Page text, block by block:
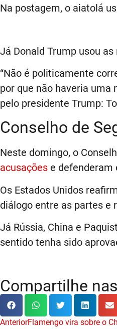
Na postagem, o aiatolá
Já Donald Trump usou
“Não é politicamente
por que não haveria uma
pelo presidente Trump:
Conselho de
Neste domingo, o
acusações e defenderam
Os Estados Unidos
diálogo entre as partes e
Já Rússia, China e
sentido tenha sido
Compartilhe
AnteriorFlamengo vira sobre o